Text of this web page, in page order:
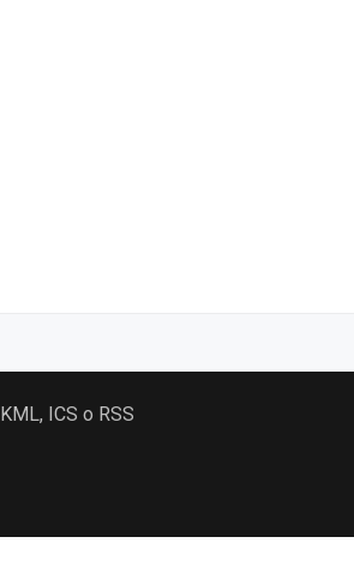
KML, ICS o RSS